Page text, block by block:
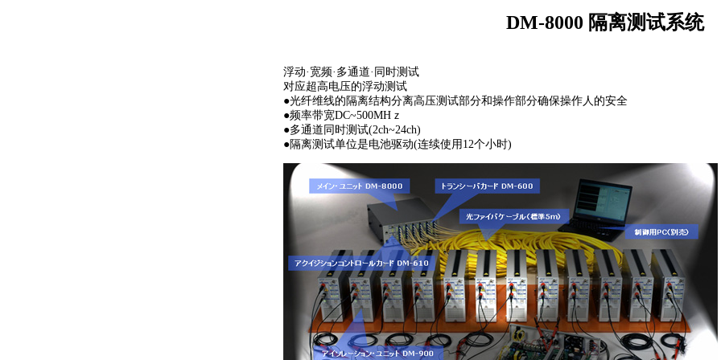
DM-8000 隔离测试系统
浮动·宽频·多通道·同时测试
对应超高电压的浮动测试
●光纤维线的隔离结构分离高压测试部分和操作部分确保操作人的安全
●频率带宽DC~500MHｚ
●多通道同时测试(2ch~24ch)
●隔离测试单位是电池驱动(连续使用12个小时)